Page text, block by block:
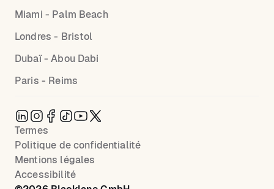
Miami - Palm Beach
Londres - Bristol
Dubaï - Abou Dabi
Paris - Reims
Termes
Politique de confidentialité
Mentions légales
Accessibilité